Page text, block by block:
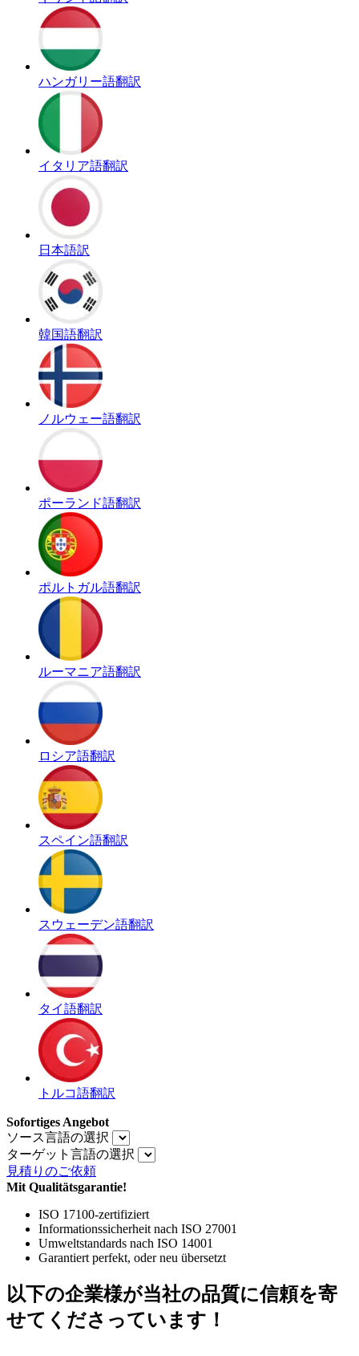
ハンガリー語翻訳
イタリア語翻訳
日本語訳
韓国語翻訳
ノルウェー語翻訳
ポーランド語翻訳
ポルトガル語翻訳
ルーマニア語翻訳
ロシア語翻訳
スペイン語翻訳
スウェーデン語翻訳
タイ語翻訳
トルコ語翻訳
Sofortiges Angebot
ソース言語の選択
ターゲット言語の選択
見積りのご依頼
Mit Qualitätsgarantie!
ISO 17100-zertifiziert
Informationssicherheit nach ISO 27001
Umweltstandards nach ISO 14001
Garantiert perfekt, oder neu übersetzt
以下の企業様が当社の品質に信頼を寄
せてくださっています！